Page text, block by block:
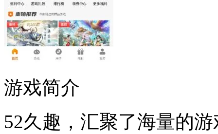
游戏简介
52久趣，汇聚了海量的